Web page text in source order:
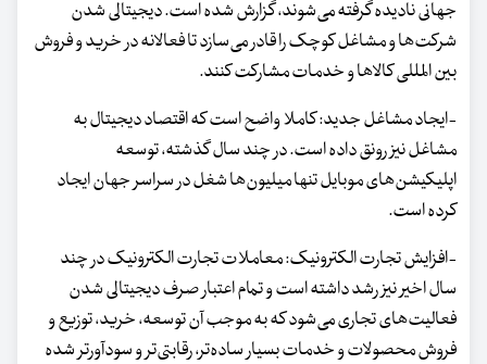
جهانی نادیده گرفته می‌شوند، گزارش شده است. دیجیتالی شدن
شرکت‌ها و مشاغل کوچک را قادر می‌سازد تا فعالانه در خرید و فروش
بین المللی کالاها و خدمات مشارکت کنند.
-ایجاد مشاغل جدید: کاملا واضح است که اقتصاد دیجیتال به
مشاغل نیز رونق داده است. در چند سال گذشته، توسعه
اپلیکیشن‌های موبایل تنها میلیون‌ها شغل در سراسر جهان ایجاد
کرده است.
-افزایش تجارت الکترونیک: معاملات تجارت الکترونیک در چند
سال اخیر نیز رشد داشته است و تمام اعتبار صرف دیجیتالی شدن
فعالیت‌های تجاری می‌شود که به موجب آن توسعه، خرید، توزیع و
فروش محصولات و خدمات بسیار ساده‌تر، رقابتی‌تر و سودآورتر شده